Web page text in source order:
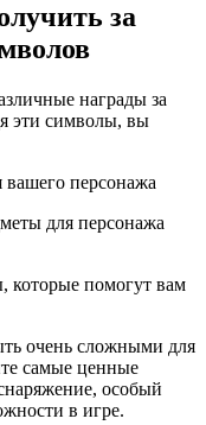
за
награды за
эти символы, вы
персонажа
для персонажа
которые помогут вам
очень сложными для
самые ценные
особый
в игре.